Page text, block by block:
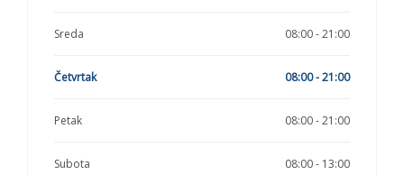
Sreda 08:00 - 21:00
Četvrtak 08:00 - 21:00
Petak 08:00 - 21:00
Subota 08:00 - 13:00